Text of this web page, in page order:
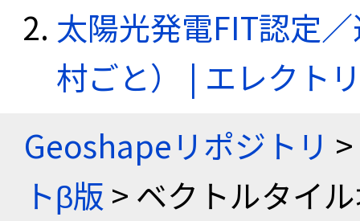
太陽光発電FIT認定
村ごと） | エレクト
Geoshapeリポジトリ >
トβ版 > ベクトルタイ